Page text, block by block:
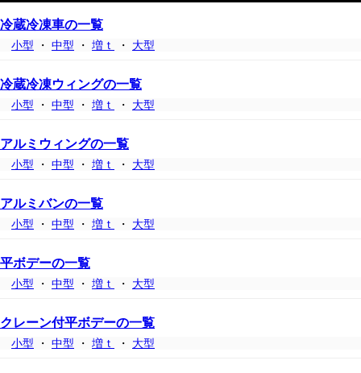
冷蔵冷凍車の一覧
小型 ・ 中型 ・ 増ｔ ・ 大型
冷蔵冷凍ウィングの一覧
小型 ・ 中型 ・ 増ｔ ・ 大型
アルミウィングの一覧
小型 ・ 中型 ・ 増ｔ ・ 大型
アルミバンの一覧
小型 ・ 中型 ・ 増ｔ ・ 大型
平ボデーの一覧
小型 ・ 中型 ・ 増ｔ ・ 大型
クレーン付平ボデーの一覧
小型 ・ 中型 ・ 増ｔ ・ 大型